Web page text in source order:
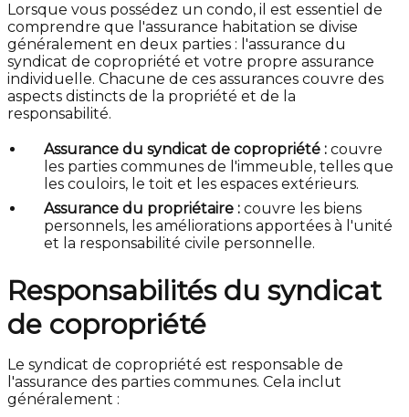
Lorsque vous possédez un condo, il est essentiel de
comprendre que l'assurance habitation se divise
généralement en deux parties : l'assurance du
syndicat de copropriété et votre propre assurance
individuelle. Chacune de ces assurances couvre des
aspects distincts de la propriété et de la
responsabilité.
Assurance du syndicat de copropriété : couvre
les parties communes de l'immeuble, telles que
les couloirs, le toit et les espaces extérieurs.
Assurance du propriétaire : couvre les biens
personnels, les améliorations apportées à l'unité
et la responsabilité civile personnelle.
Responsabilités du syndicat
de copropriété
Le syndicat de copropriété est responsable de
l'assurance des parties communes. Cela inclut
généralement :